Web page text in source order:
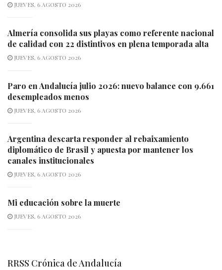
JUEVES, 6 AGOSTO 2026
Almería consolida sus playas como referente nacional
de calidad con 22 distintivos en plena temporada alta
JUEVES, 6 AGOSTO 2026
Paro en Andalucía julio 2026: nuevo balance con 9.661
desempleados menos
JUEVES, 6 AGOSTO 2026
Argentina descarta responder al rebaixamiento
diplomático de Brasil y apuesta por mantener los
canales institucionales
JUEVES, 6 AGOSTO 2026
Mi educación sobre la muerte
JUEVES, 6 AGOSTO 2026
RRSS Crónica de Andalucía